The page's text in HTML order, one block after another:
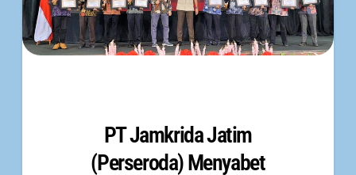
PT Jamkrida Jatim
(Perseroda) Menyabet